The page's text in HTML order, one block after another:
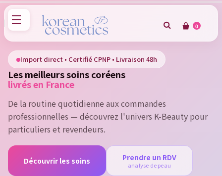
0
Import direct • Certifié CPNP • Livraison 48h
Les meilleurs soins coréens
livrés en France
De la routine quotidienne aux commandes
professionnelles — découvrez l'univers K-Beauty pour
particuliers et revendeurs.
Découvrir les soins Prendre un RDV
analyse de peau
Sign in
You need to be logged in to save products in your wish
list.
Cancel